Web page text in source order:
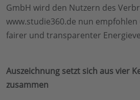
GmbH wird den Nutzern des
www.studie360.de nun
fairer und transparenter
Auszeichnung setzt sich aus vier
zusammen